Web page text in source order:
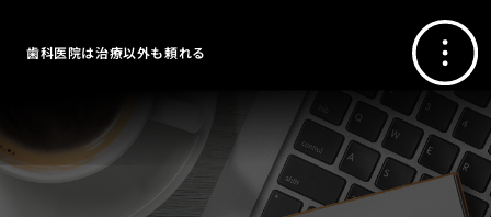
歯科医院は治療以外も頼れる